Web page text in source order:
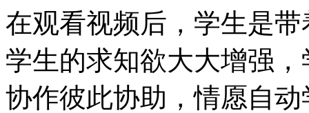
在观看视频后，学生是
学生的求知欲大大增强
协作彼此协助，情愿自